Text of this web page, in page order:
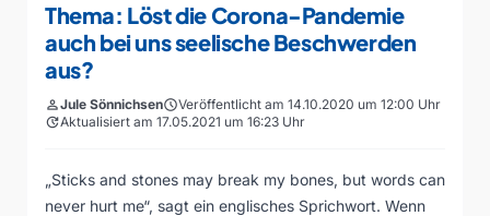
Thema: Löst die Corona-Pandemie
auch bei uns seelische Beschwerden
aus?
personJule SönnichsenscheduleVeröffentlicht am 14.10.2020 um 12:00 Uhr
updateAktualisiert am 17.05.2021 um 16:23 Uhr
„Sticks and stones may break my bones, but words can
never hurt me“, sagt ein englisches Sprichwort. Wenn